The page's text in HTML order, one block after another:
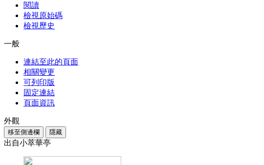
閱讀
檢視原始碼
檢視歷史
一般
連結至此的頁面
相關變更
可列印版
固定連結
頁面資訊
外觀
移至側邊欄 隱藏
出自小萃華亭